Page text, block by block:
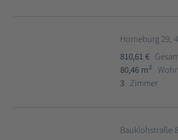
Horneburg 29,
810,61 €
80,46 m2
3 Zimmer
Bauklohstraße